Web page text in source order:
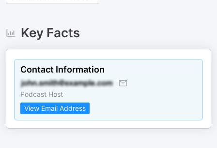
Key Facts
Contact Information
Podcast Host
View Email Address